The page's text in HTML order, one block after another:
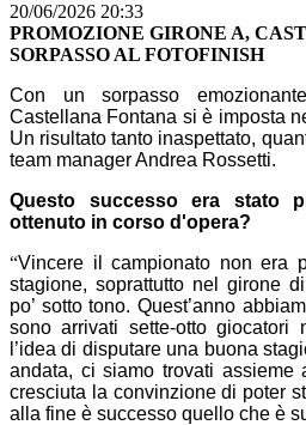
20/06/2026 20:33
PROMOZIONE GIRONE A,
SORPASSO AL FOTOFINISH
Con un sorpasso
Castellana Fontana si è imposta
Un risultato tanto inaspettato,
team manager Andrea Rossetti.
Questo successo era stato
ottenuto in corso d'opera?
“Vincere il campionato non era
stagione, soprattutto nel girone
po’ sotto tono. Quest’anno
sono arrivati sette-otto giocatori
l’idea di disputare una buona
andata, ci siamo trovati
cresciuta la convinzione di poter
alla fine è successo quello che è